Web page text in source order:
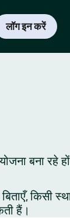
लॉग इन करें
बना
किसी
हैं।